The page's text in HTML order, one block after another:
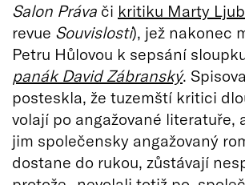
Salon Práva či kritiku Marty
revue Souvislosti), jež nakonec
Petru Hůlovou k sepsání
panák David Zábranský.
posteskla, že tuzemští kritici
volají po angažované literatuře,
jim společensky angažovaný
dostane do rukou, zůstávají